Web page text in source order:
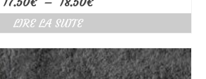
de
à
18.50€
LIRE LA SUITE